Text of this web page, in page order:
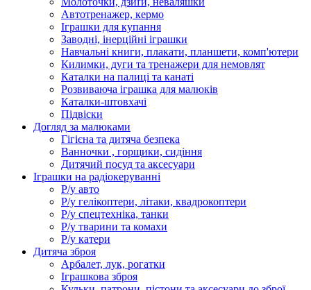
Автотренажер, кермо
Іграшки для купання
Заводні, інерційні іграшки
Навчальні книги, плакати, планшети, комп'ютери
Килимки, дуги та тренажери для немовлят
Каталки на палиці та канаті
Розвиваюча іграшка для малюків
Каталки-штовхачі
Підвіски
Догляд за малюками
Гігієна та дитяча безпека
Ванночки , горщики, сидіння
Дитячий посуд та аксесуари
Іграшки на радіокеруванні
Р/у авто
Р/у гелікоптери, літаки, квадрокоптери
Р/у спецтехніка, танки
Р/у тварини та комахи
Р/у катери
Дитяча зброя
Арбалет, лук, рогатки
Іграшкова зброя